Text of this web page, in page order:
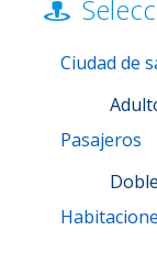
Ciudad de
Pasajeros